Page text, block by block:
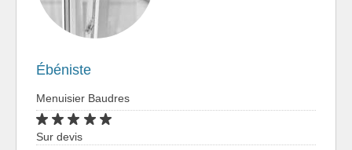
Ébéniste
Menuisier Baudres
Sur devis